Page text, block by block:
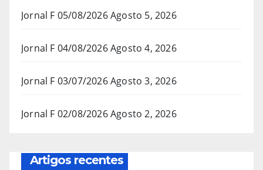
Jornal F 05/08/2026Agosto 5, 2026
Jornal F 04/08/2026Agosto 4, 2026
Jornal F 03/07/2026Agosto 3, 2026
Jornal F 02/08/2026Agosto 2, 2026
Artigos recentes